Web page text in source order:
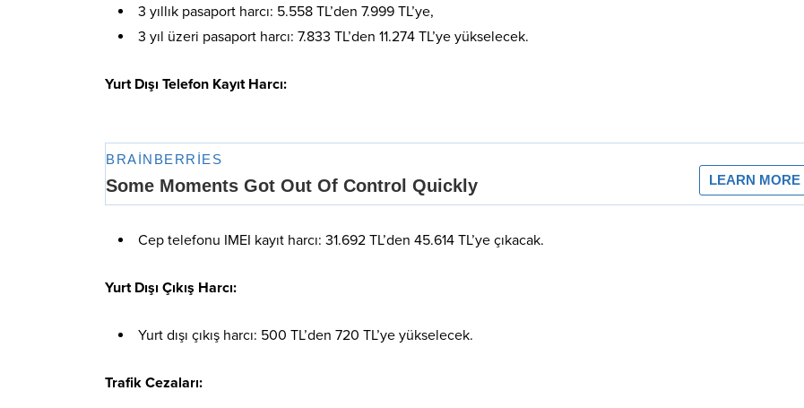
3 yıllık pasaport harcı: 5.558 TL’den 7.999 TL’ye,
3 yıl üzeri pasaport harcı: 7.833 TL’den 11.274 TL’ye yükselecek.
Yurt Dışı Telefon Kayıt Harcı:
Cep telefonu IMEI kayıt harcı: 31.692 TL’den 45.614 TL’ye çıkacak.
Yurt Dışı Çıkış Harcı:
Yurt dışı çıkış harcı: 500 TL’den 720 TL’ye yükselecek.
Trafik Cezaları: